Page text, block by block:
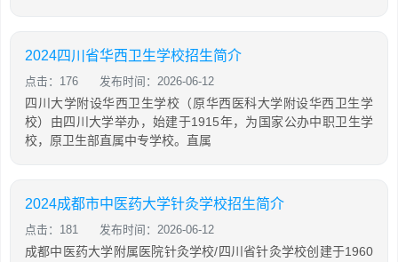
2024四川省华西卫生学校招生简介
点击：176 发布时间：2026-06-12
四川大学附设华西卫生学校（原华西医科大学附设华西卫生学
校）由四川大学举办，始建于1915年，为国家公办中职卫生学
校，原卫生部直属中专学校。直属
2024成都市中医药大学针灸学校招生简介
点击：181 发布时间：2026-06-12
成都中医药大学附属医院针灸学校/四川省针灸学校创建于1960